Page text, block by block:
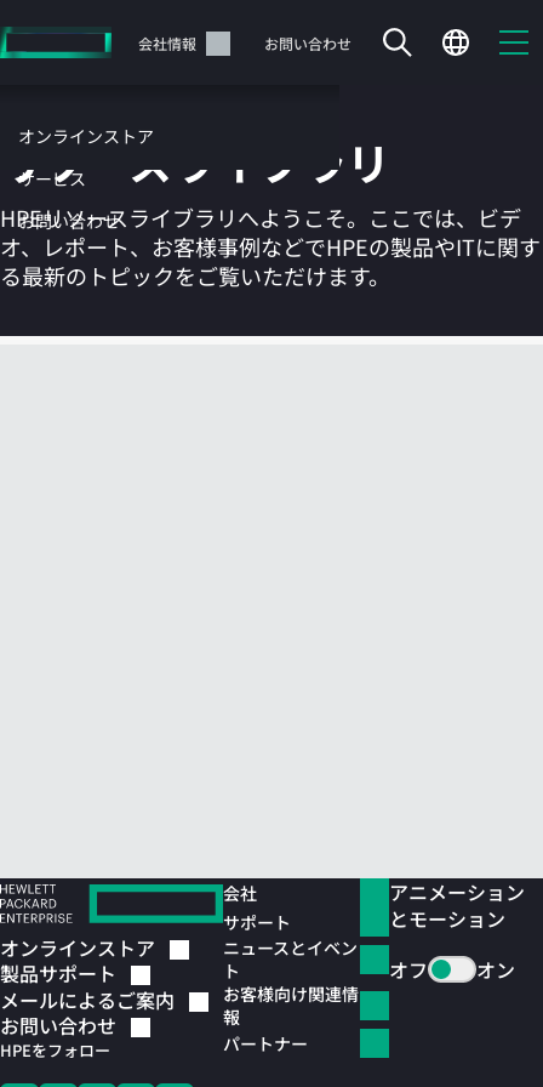
イ
テ
ツ
に
ス
ッ
会社情報 お問い合わせ
オンラインストア
サービス
お問い合わせ
カートは空です
リソースライブラリ
HPEリソースライブラリへようこそ。ここでは、ビデ
オ、レポート、お客様事例などでHPEの製品やITに関す
る最新のトピックをご覧いただけます。
オンラインストア
製品サポート
メールによるご案内
お問い合わせ
HPEをフォロー
会社
サポート
ニュースとイベン
ト
お客様向け関連情
報
パートナー
アニメーション
とモーション
オフ
オン